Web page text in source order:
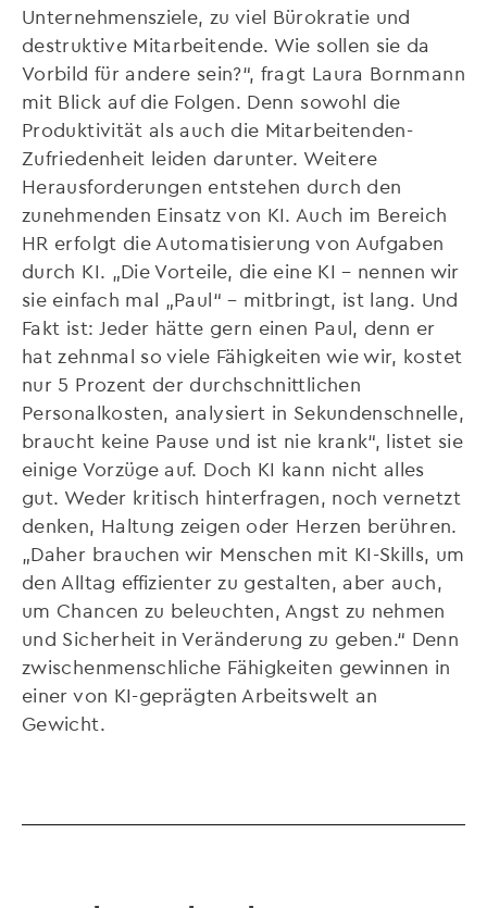
Unternehmensziele, zu viel Bürokratie und
destruktive Mitarbeitende. Wie sollen sie da
Vorbild für andere sein?“, fragt Laura Bornmann
mit Blick auf die Folgen. Denn sowohl die
Produktivität als auch die Mitarbeitenden-
Zufriedenheit leiden darunter. Weitere
Herausforderungen entstehen durch den
zunehmenden Einsatz von KI. Auch im Bereich
HR erfolgt die Automatisierung von Aufgaben
durch KI. „Die Vorteile, die eine KI – nennen wir
sie einfach mal „Paul“ – mitbringt, ist lang. Und
Fakt ist: Jeder hätte gern einen Paul, denn er
hat zehnmal so viele Fähigkeiten wie wir, kostet
nur 5 Prozent der durchschnittlichen
Personalkosten, analysiert in Sekundenschnelle,
braucht keine Pause und ist nie krank“, listet sie
einige Vorzüge auf. Doch KI kann nicht alles
gut. Weder kritisch hinterfragen, noch vernetzt
denken, Haltung zeigen oder Herzen berühren.
„Daher brauchen wir Menschen mit KI-Skills, um
den Alltag effizienter zu gestalten, aber auch,
um Chancen zu beleuchten, Angst zu nehmen
und Sicherheit in Veränderung zu geben.“ Denn
zwischenmenschliche Fähigkeiten gewinnen in
einer von KI-geprägten Arbeitswelt an
Gewicht.